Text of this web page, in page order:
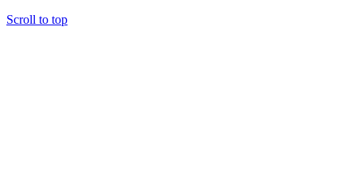
Scroll to top